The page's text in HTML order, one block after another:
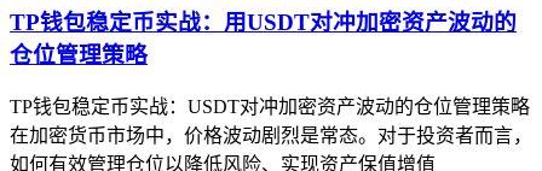
TP钱包稳定币实战：用USDT对冲加密资产波动的
仓位管理策略
TP钱包稳定币实战：USDT对冲加密资产波动的仓位管理策略
在加密货币市场中，价格波动剧烈是常态。对于投资者而言，
如何有效管理仓位以降低风险、实现资产保值增值